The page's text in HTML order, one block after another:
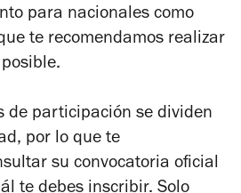
para nacionales como
te recomendamos realizar
de participación se dividen
por lo que te
su convocatoria oficial
te debes inscribir. Solo